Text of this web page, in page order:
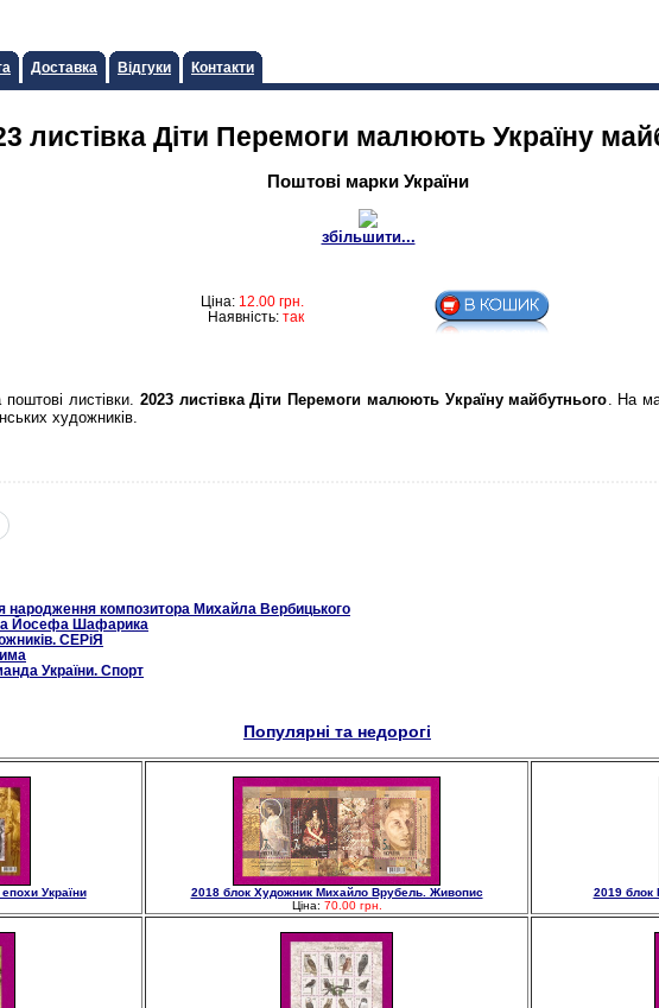
Доставка Відгуки Контакти
листiвка Дiти Перемоги малюють Україну
Поштові марки України
збільшити...
Ціна: 12.00 грн.
Наявність: так
листівки. 2023 листiвка Дiти Перемоги малюють Україну майбутнього. На
художників.
народження композитора Михайла Вербицького
Йосефа Шафарика
СЕРіЯ
України. Спорт
Популярні та недорогі
України
2018 блок Художник Михайло Врубель. Живопис
Ціна: 70.00 грн.
2019 блок